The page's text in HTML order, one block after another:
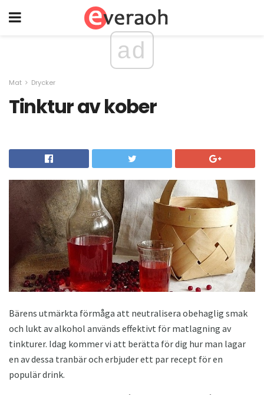
ad
Mat Drycker
Tinktur av kober
Bärens utmärkta förmåga att neutralisera obehaglig smak
och lukt av alkohol används effektivt för matlagning av
tinkturer. Idag kommer vi att berätta för dig hur man lagar
en av dessa tranbär och erbjuder ett par recept för en
populär drink.